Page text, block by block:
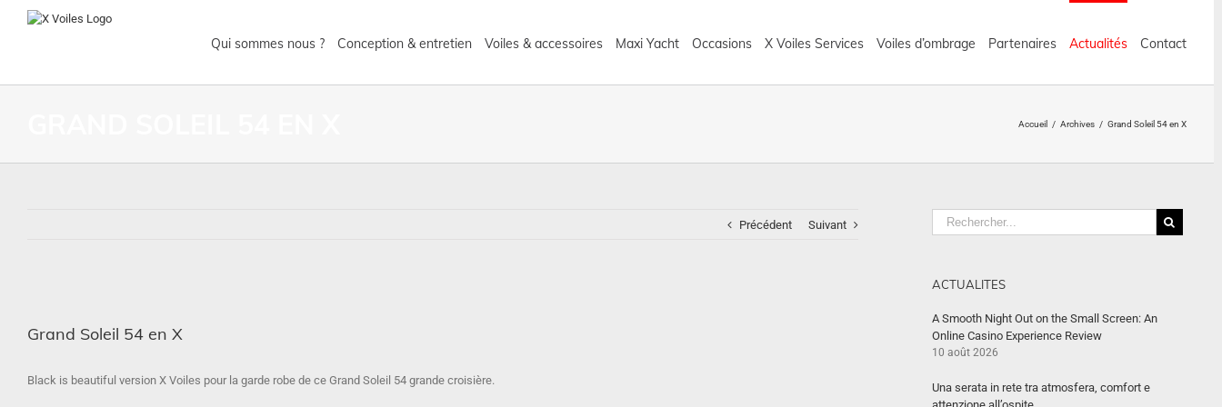
Qui sommes nous ? Conception & entretien Voiles & accessoires Maxi Yacht Occasions X Voiles Services Voiles d’ombrage Partenaires Actualités Contact
Accueil / Archives / Grand Soleil 54 en X
Précédent Suivant
agrandie
Grand Soleil 54 en X
Black is beautiful version X Voiles pour la garde robe de ce Grand Soleil 54 grande croisière.
ACTUALITES
A Smooth Night Out on the Small Screen: An
Online Casino Experience Review
10 août 2026
Una serata in rete tra atmosfera, comfort e